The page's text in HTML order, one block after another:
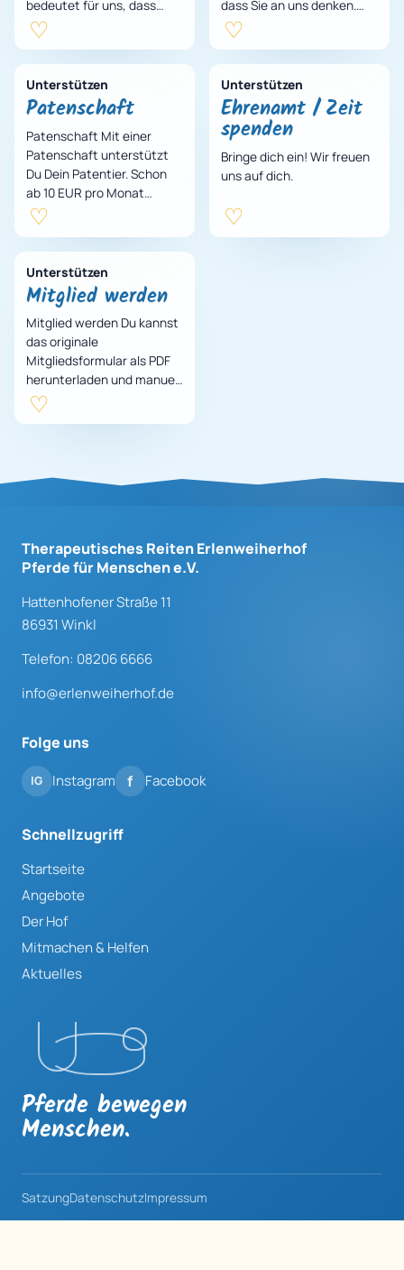
bedeutet für uns, dass
unser Erhalt sich
ausschließlich durch
Spenden und Sachzuw…
dass Sie an uns denken.
Viele Dinge sind einfach zu
schade um Sie zu
entsorgen, weil sie ein…
Unterstützen
Patenschaft
Patenschaft Mit einer
Patenschaft unterstützt
Du Dein Patentier. Schon
ab 10 EUR pro Monat
unterstützt Du Dein
Patentier. Gerne darfst Du
Dein Patentier einmal…
Unterstützen
Ehrenamt / Zeit
spenden
Bringe dich ein! Wir freuen
uns auf dich.
Unterstützen
Mitglied werden
Mitglied werden Du kannst
das originale
Mitgliedsformular als PDF
herunterladen und manuell
ausfüllen oder deine Daten
direkt hier eintragen und
Therapeutisches Reiten Erlenweiherhof
Pferde für Menschen e.V.
Hattenhofener Straße 11
86931 Winkl
Telefon: 08206 6666
info@erlenweiherhof.de
Folge uns
Instagram Facebook
Schnellzugriff
Startseite
Angebote
Der Hof
Mitmachen & Helfen
Aktuelles
Pferde bewegen
Menschen.
SatzungDatenschutzImpressum